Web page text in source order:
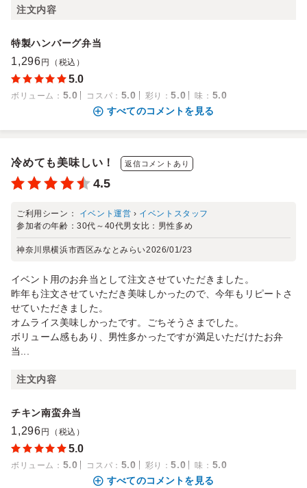
注文内容
特製ハンバーグ弁当
1,296 円（税込）
5.0
ボリューム ： 5.0 コスパ ： 5.0 彩り ：5.0 味 ： 5.0
すべてのコメントを見る
冷めても美味しい！ 返信コメントあり
4.5
ご利用シーン： イベント運営 › イベントスタッフ
参加者の年齢：30代～40代男女比： 男性多め
神奈川県横浜市西区みなとみらい2026/01/23
イベント用のお弁当として注文させていただきました。
昨年も注文させていただき美味しかったので、今年もリピートさ
せていただきました。
オムライス美味しかったです。ごちそうさまでした。
ボリューム感もあり、男性多かったですが満足いただけたお弁
当...
注文内容
チキン南蛮弁当
1,296 円（税込）
5.0
ボリューム ： 5.0 コスパ ： 5.0 彩り ：5.0 味 ： 5.0
すべてのコメントを見る